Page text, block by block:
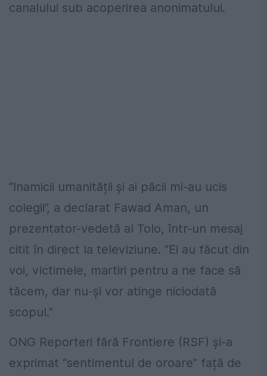
canalului sub acoperirea anonimatului.
“Inamicii umanității și ai păcii mi-au ucis
colegii”, a declarat Fawad Aman, un
prezentator-vedetă al Tolo, într-un mesaj
citit în direct la televiziune. “Ei au făcut din
voi, victimele, martiri pentru a ne face să
tăcem, dar nu-și vor atinge niciodată
scopul.”
ONG Reporteri fără Frontiere (RSF) și-a
exprimat “sentimentul de oroare” față de